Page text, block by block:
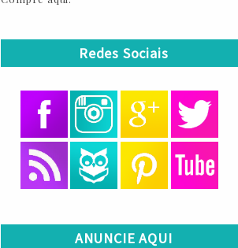
Redes Sociais
ANUNCIE AQUI